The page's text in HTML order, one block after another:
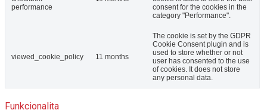
The cookie is set by the GDPR
used to store whether or not
user has consented to the use
of cookies. It does not store
any personal data.